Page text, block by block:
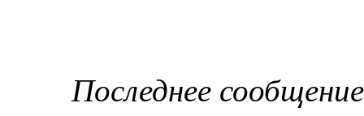
Последнее сообщение